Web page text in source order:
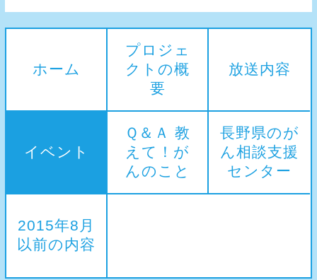
ホーム
プロジェ
クトの概
要
放送内容
イベント
Ｑ＆Ａ 教
えて！が
んのこと
長野県のが
ん相談支援
センター
2015年8月
以前の内容